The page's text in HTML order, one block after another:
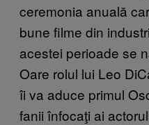
ceremonia anuală
bune filme din
acestei perioade se
Oare rolul lui Leo
îi va aduce primul
fanii înfocaţi ai